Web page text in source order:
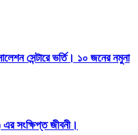
সেন্টারে ভর্তি। ১০ জনের নমুনা
সংক্ষিপ্ত জীবনী।